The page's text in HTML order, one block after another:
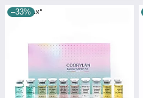
–33%